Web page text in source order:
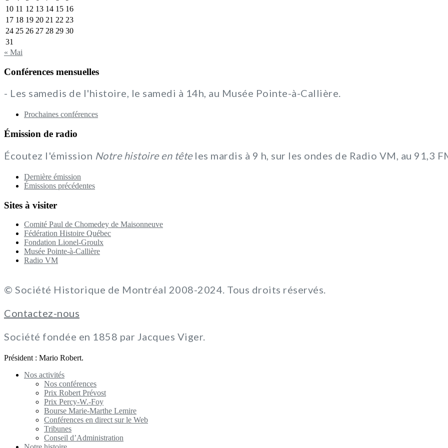
10 11 12 13 14 15 16
17 18 19 20 21 22 23
24 25 26 27 28 29 30
31
« Mai
Conférences mensuelles
- Les samedis de l'histoire, le samedi à 14h, au Musée Pointe-à-Callière.
Prochaines conférences
Émission de radio
Écoutez l'émission Notre histoire en têteles mardis à 9 h, sur les ondes de Radio VM, au 91,3
Dernière émission
Émissions précédentes
Sites à visiter
Comité Paul de Chomedey de Maisonneuve
Fédération Histoire Québec
Fondation Lionel-Groulx
Musée Pointe-à-Callière
Radio VM
© Société Historique de Montréal 2008-2024. Tous droits réservés.
Contactez-nous
Société fondée en 1858 par Jacques Viger.
Président : Mario Robert.
Nos activités
Nos conférences
Prix Robert Prévost
Prix Percy-W.-Foy
Bourse Marie-Marthe Lemire
Conférences en direct sur le Web
Tribunes
Conseil d’Administration